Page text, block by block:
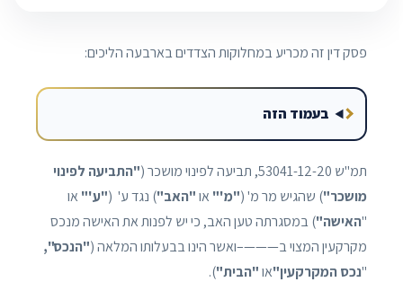
פסק דין זה מכריע במחלוקות הצדדים בארבעה הליכים:
בעמוד הזה
תמ"ש 53041-12-20, תביעה לפינוי מושכר (
"התביעה לפינוי
מושכר") שהגיש מר מ' ("מ'" או"האב") נגד ע' ("ע'" או
"האישה") במסגרתה טען האב, כי יש לפנות את האישה מנכס
מקרקעין המצוי ב———–ואשר הינו בבעלותו המלאה ("הנכס",
"נכס המקרקעין"או"הבית").